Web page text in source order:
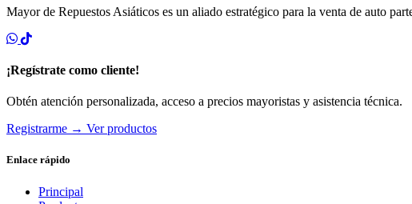
Mayor de Repuestos Asiáticos es un aliado estratégico para la venta de auto
¡Regístrate como cliente!
Obtén atención personalizada, acceso a precios mayoristas y asistencia técnica.
Registrarme → Ver productos
Enlace rápido
Principal